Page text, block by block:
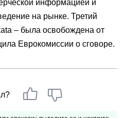
информацией и
на рынке. Третий
– была освобождена от
Еврокомиссии о сговоре.